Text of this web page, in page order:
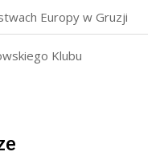
Europy w Gruzji
Klubu